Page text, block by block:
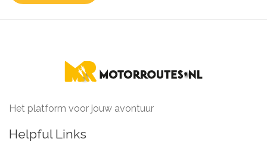
Het platform voor jouw avontuur
Helpful Links